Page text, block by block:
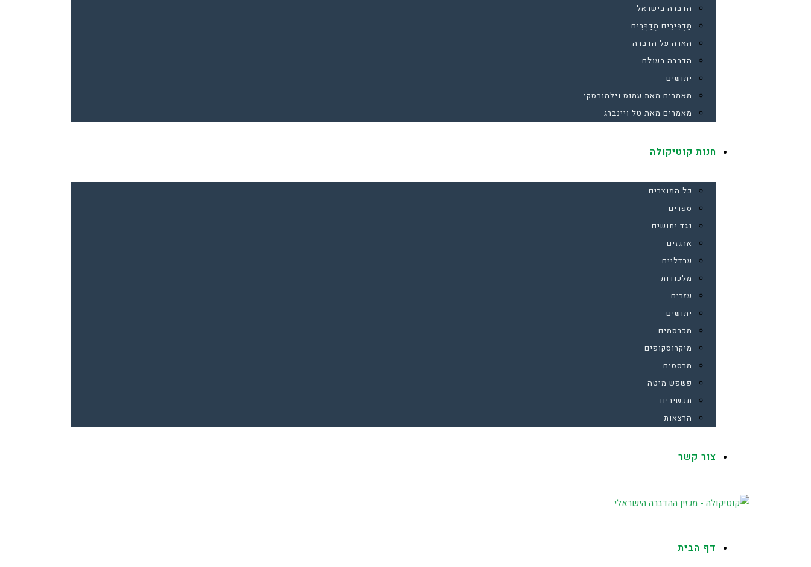
הדברה בישראל
מַדְבִּירִים מְדַבְּרִים
הארה על הדברה
הדברה בעולם
יתושים
מאמרים מאת עמוס וילמובסקי
מאמרים מאת טל ויינברג
חנות קוטיקולה
כל המוצרים
ספרים
נגד יתושים
ארגזים
ערדליים
מלכודות
עזרים
יתושים
מכרסמים
מיקרוסקופים
מרססים
פשפש מיטה
תכשירים
הרצאות
צור קשר
דף הבית